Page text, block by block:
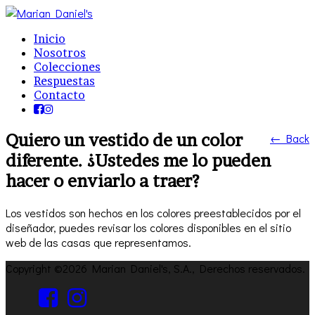
Inicio
Nosotros
Colecciones
Respuestas
Contacto
← Back
Quiero un vestido de un color
diferente. ¿Ustedes me lo pueden
hacer o enviarlo a traer?
Los vestidos son hechos en los colores preestablecidos por el
diseñador, puedes revisar los colores disponibles en el sitio
web de las casas que representamos.
Copyright ©2026 Marian Daniel's, S.A., Derechos reservados.